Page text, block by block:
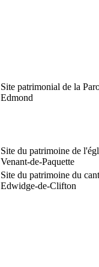
Site patrimonial de la
Edmond
Site du patrimoine de
Venant-de-Paquette
Site du patrimoine du
Edwidge-de-Clifton